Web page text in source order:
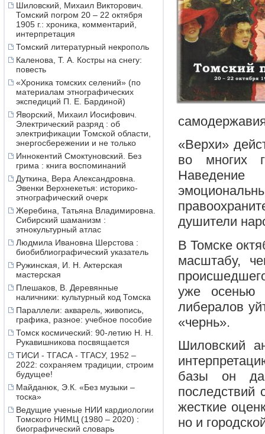
Шиловский, Михаил Викторович.
Томский погром 20 – 22 октября
1905 г.: хроника, комментарий,
интерпретация
Томский литературный некрополь
Каленова, Т. А. Костры на снегу:
повесть
«Хроника томских селений» (по
материалам этнографических
экспедиций П. Е. Бардиной)
Яворский, Михаил Иосифович.
Электрический разряд : об
электрификации Томской области,
энергосбережении и не только
Иннокентий Смоктуновский. Без
грима : книга воспоминаний
Дуткина, Вера Александровна.
Эвенки Верхнекетья: историко-
этнографический очерк
Жеребина, Татьяна Владимировна.
Сибирский шаманизм :
этнокультурный атлас
Людмила Ивановна Шерстова :
биобиблиографический указатель
Ружинская, И. Н. Актерская
мастерская
Плешаков, В. Деревянные
наличники: культурный код Томска
Параллели: акварель, живопись,
графика, разное: учебное пособие
Томск космический: 90-летию Н. Н.
Рукавишникова посвящается
ТИСИ - ТГАСА - ТГАСУ, 1952 –
2022: сохраняем традиции, строим
будущее!
Майданюк, Э.К. «Без музыки –
тоска»
Ведущие ученые НИИ кардиологии
Томского НИМЦ (1980 – 2020) :
биографический словарь
«Верхи»
во многих
душители
В Томске
масштабу,
уже осенью
либералов
«чернь».
Шиловский
базы он
последствий
жесткие
но и